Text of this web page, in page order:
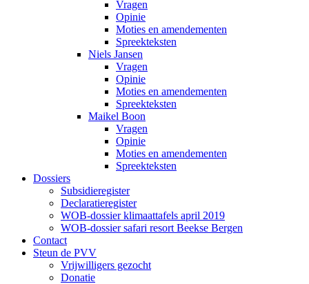
Vragen
Opinie
Moties en amendementen
Spreekteksten
Niels Jansen
Vragen
Opinie
Moties en amendementen
Spreekteksten
Maikel Boon
Vragen
Opinie
Moties en amendementen
Spreekteksten
Dossiers
Subsidieregister
Declaratieregister
WOB-dossier klimaattafels april 2019
WOB-dossier safari resort Beekse Bergen
Contact
Steun de PVV
Vrijwilligers gezocht
Donatie